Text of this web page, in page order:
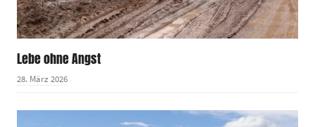
Lebe ohne Angst
28. März 2026